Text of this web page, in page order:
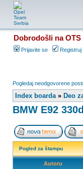
Dobrodošli na
Prijavite se Registruj
Pogledaj neodgovorene
Index boarda» Deo
BMW E92 330d
Pogled za štampu
Autoru